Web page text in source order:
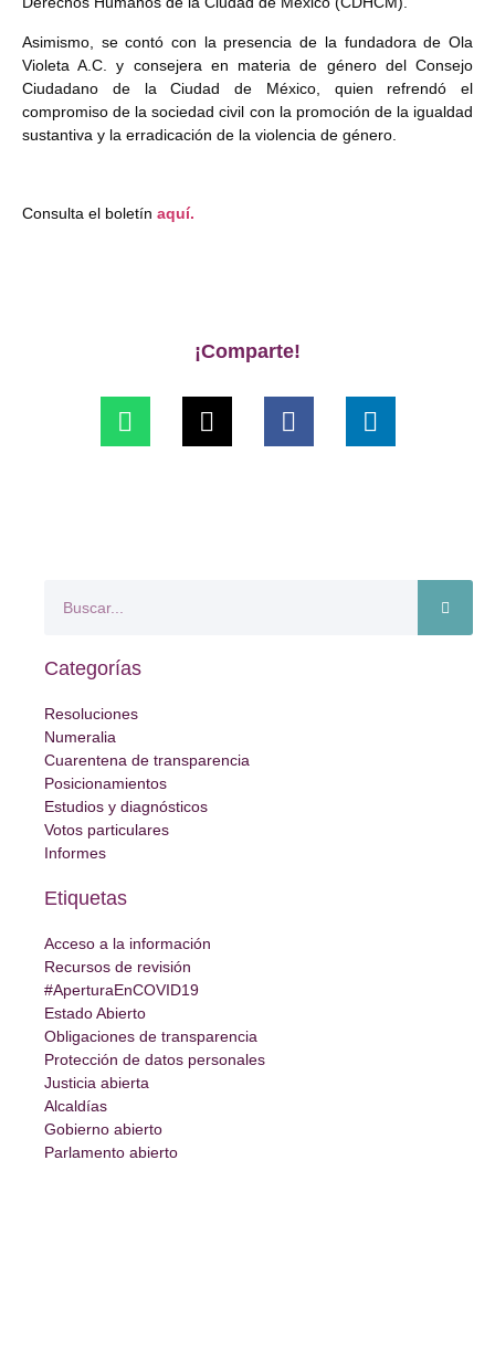
Asimismo, se contó con la presencia de la fundadora de Ola
Violeta A.C. y consejera en materia de género del Consejo
Ciudadano de la Ciudad de México, quien refrendó el
compromiso de la sociedad civil con la promoción de la igualdad
sustantiva y la erradicación de la violencia de género.
Consulta el boletín aquí.
¡Comparte!
Categorías
Resoluciones
Numeralia
Cuarentena de transparencia
Posicionamientos
Estudios y diagnósticos
Votos particulares
Informes
Etiquetas
Acceso a la información
Recursos de revisión
#AperturaEnCOVID19
Estado Abierto
Obligaciones de transparencia
Protección de datos personales
Justicia abierta
Alcaldías
Gobierno abierto
Parlamento abierto